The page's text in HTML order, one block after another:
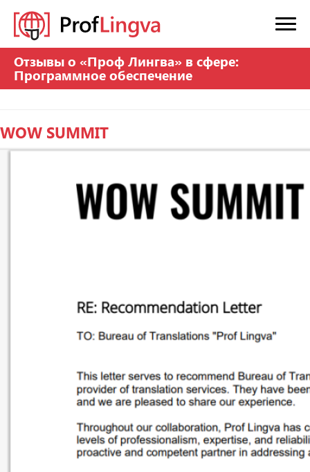
Отзывы о «Проф Лингва» в сфере:
Программное обеспечение
WOW SUMMIT